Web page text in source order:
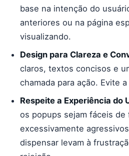
base na intenção do
anteriores ou na página
visualizando.
Design para Clareza e
claros, textos concisos e
chamada para ação. Evite
Respeite a Experiência do
os popups sejam fáceis de
excessivamente
dispensar levam à